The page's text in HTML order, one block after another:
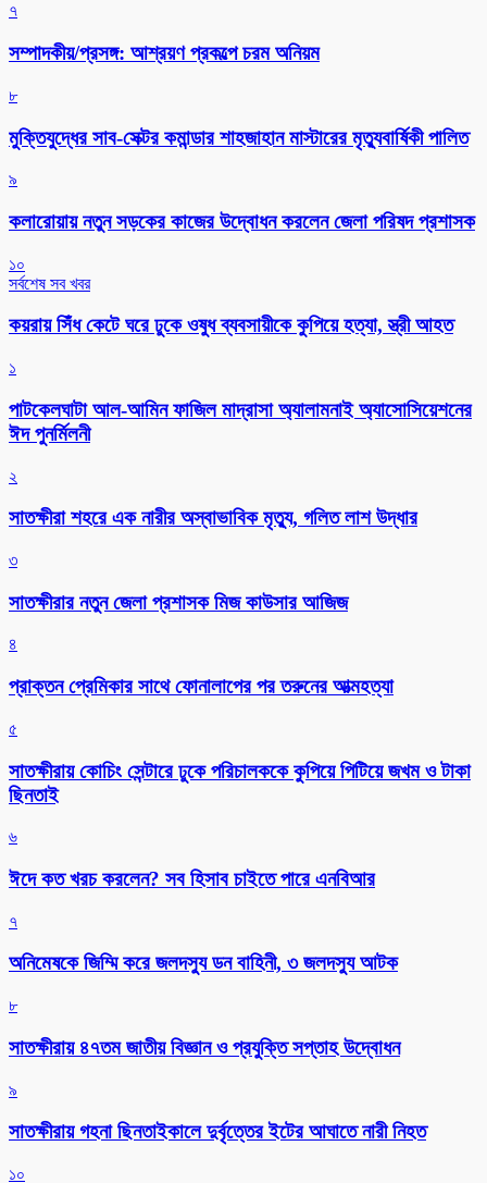
৭
সম্পাদকীয়/প্রসঙ্গ: আশ্রয়ণ প্রকল্পে চরম অনিয়ম
৮
মুক্তিযুদ্ধের সাব-সেক্টর কমান্ডার শাহজাহান মাস্টারের মৃত্যুবার্ষিকী পালিত
৯
কলারোয়ায় নতুন সড়কের কাজের উদ্বোধন করলেন জেলা পরিষদ প্রশাসক
১০
সর্বশেষ সব খবর
কয়রায় সিঁধ কেটে ঘরে ঢুকে ওষুধ ব্যবসায়ীকে কুপিয়ে হত্যা, স্ত্রী আহত
১
পাটকেলঘাটা আল-আমিন ফাজিল মাদ্রাসা অ্যালামনাই অ্যাসোসিয়েশনের
ঈদ পুনর্মিলনী
২
সাতক্ষীরা শহরে এক নারীর অস্বাভাবিক মৃত্যু, গলিত লাশ উদ্ধার
৩
সাতক্ষীরার নতুন জেলা প্রশাসক মিজ কাউসার আজিজ
৪
প্রাক্তন প্রেমিকার সাথে ফোনালাপের পর তরুনের আত্মহত্যা
৫
সাতক্ষীরায় কোচিং সেন্টারে ঢুকে পরিচালককে কুপিয়ে পিটিয়ে জখম ও টাকা
ছিনতাই
৬
ঈদে কত খরচ করলেন? সব হিসাব চাইতে পারে এনবিআর
৭
অনিমেষকে জিম্মি করে জলদস্যু ডন বাহিনী, ৩ জলদস্যু আটক
৮
সাতক্ষীরায় ৪৭তম জাতীয় বিজ্ঞান ও প্রযুক্তি সপ্তাহ উদ্বোধন
৯
সাতক্ষীরায় গহনা ছিনতাইকালে দুর্বৃত্তের ইটের আঘাতে নারী নিহত
১০